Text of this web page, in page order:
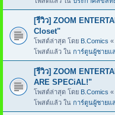
[รีวิว] ZOOM
Closet"
โพสต์ล่าสุด โดย B.Comics «
โพสต์แล้ว ใน การ์ตูนผู้ชายแ
[รีวิว] ZOOM
ARE SPECiAL!"
โพสต์ล่าสุด โดย B.Comics «
โพสต์แล้ว ใน การ์ตูนผู้ชายแ